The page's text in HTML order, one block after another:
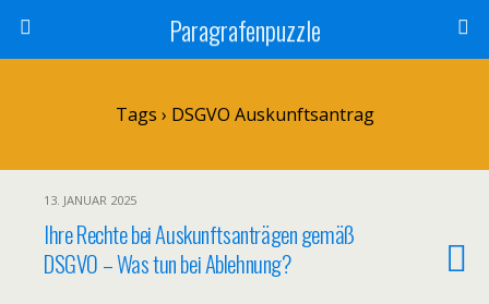
Paragrafenpuzzle
Tags › DSGVO Auskunftsantrag
13. JANUAR 2025
Ihre Rechte bei Auskunftsanträgen gemäß
DSGVO – Was tun bei Ablehnung?